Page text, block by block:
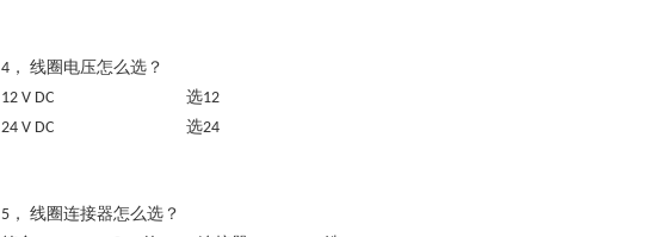
4， 线圈电压怎么选？
12 V DC 选12
24 V DC 选24
5， 线圈连接器怎么选？